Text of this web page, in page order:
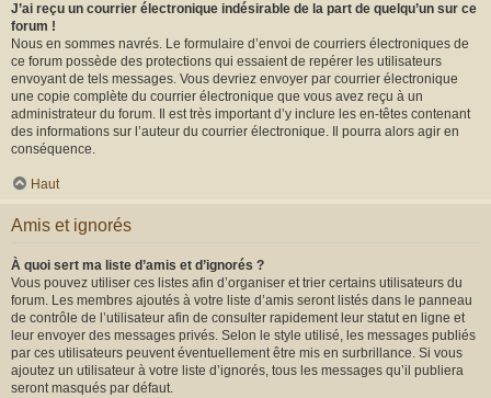
J’ai reçu un courrier électronique indésirable de la part de quelqu’un sur ce
forum !
Nous en sommes navrés. Le formulaire d’envoi de courriers électroniques de
ce forum possède des protections qui essaient de repérer les utilisateurs
envoyant de tels messages. Vous devriez envoyer par courrier électronique
une copie complète du courrier électronique que vous avez reçu à un
administrateur du forum. Il est très important d’y inclure les en-têtes contenant
des informations sur l’auteur du courrier électronique. Il pourra alors agir en
conséquence.
Haut
Amis et ignorés
À quoi sert ma liste d’amis et d’ignorés ?
Vous pouvez utiliser ces listes afin d’organiser et trier certains utilisateurs du
forum. Les membres ajoutés à votre liste d’amis seront listés dans le panneau
de contrôle de l’utilisateur afin de consulter rapidement leur statut en ligne et
leur envoyer des messages privés. Selon le style utilisé, les messages publiés
par ces utilisateurs peuvent éventuellement être mis en surbrillance. Si vous
ajoutez un utilisateur à votre liste d’ignorés, tous les messages qu’il publiera
seront masqués par défaut.